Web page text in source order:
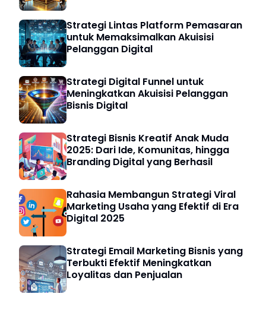
Strategi Lintas Platform Pemasaran
untuk Memaksimalkan Akuisisi
Pelanggan Digital
Strategi Digital Funnel untuk
Meningkatkan Akuisisi Pelanggan
Bisnis Digital
Strategi Bisnis Kreatif Anak Muda
2025: Dari Ide, Komunitas, hingga
Branding Digital yang Berhasil
Rahasia Membangun Strategi Viral
Marketing Usaha yang Efektif di Era
Digital 2025
Strategi Email Marketing Bisnis yang
Terbukti Efektif Meningkatkan
Loyalitas dan Penjualan